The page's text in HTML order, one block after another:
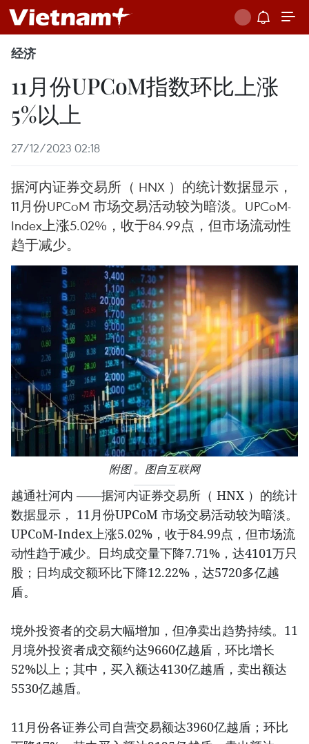
经济
11月份UPCoM指数环比上涨
5%以上
27/12/2023 02:18
据河内证券交易所（ HNX ）的统计数据显示，
11月份UPCoM 市场交易活动较为暗淡。UPCoM-
Index上涨5.02%，收于84.99点，但市场流动性
趋于减少。
附图 。图自互联网
越通社河内 ——据河内证券交易所（ HNX ）的统计
数据显示， 11月份UPCoM 市场交易活动较为暗淡。
UPCoM-Index上涨5.02%，收于84.99点，但市场流
动性趋于减少。日均成交量下降7.71%，达4101万只
股；日均成交额环比下降12.22%，达5720多亿越
盾。
境外投资者的交易大幅增加，但净卖出趋势持续。11
月境外投资者成交额约达9660亿越盾，环比增长
52%以上；其中，买入额达4130亿越盾，卖出额达
5530亿越盾。
11月份各证券公司自营交易额达3960亿越盾；环比